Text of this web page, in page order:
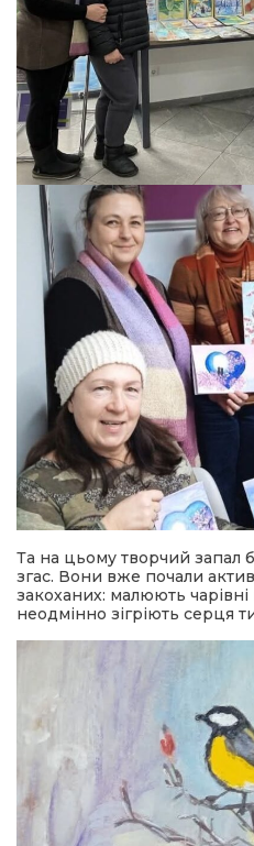
Та на цьому творчий запал
згас. Вони вже почали
закоханих: малюють чарівні
неодмінно зігріють серця